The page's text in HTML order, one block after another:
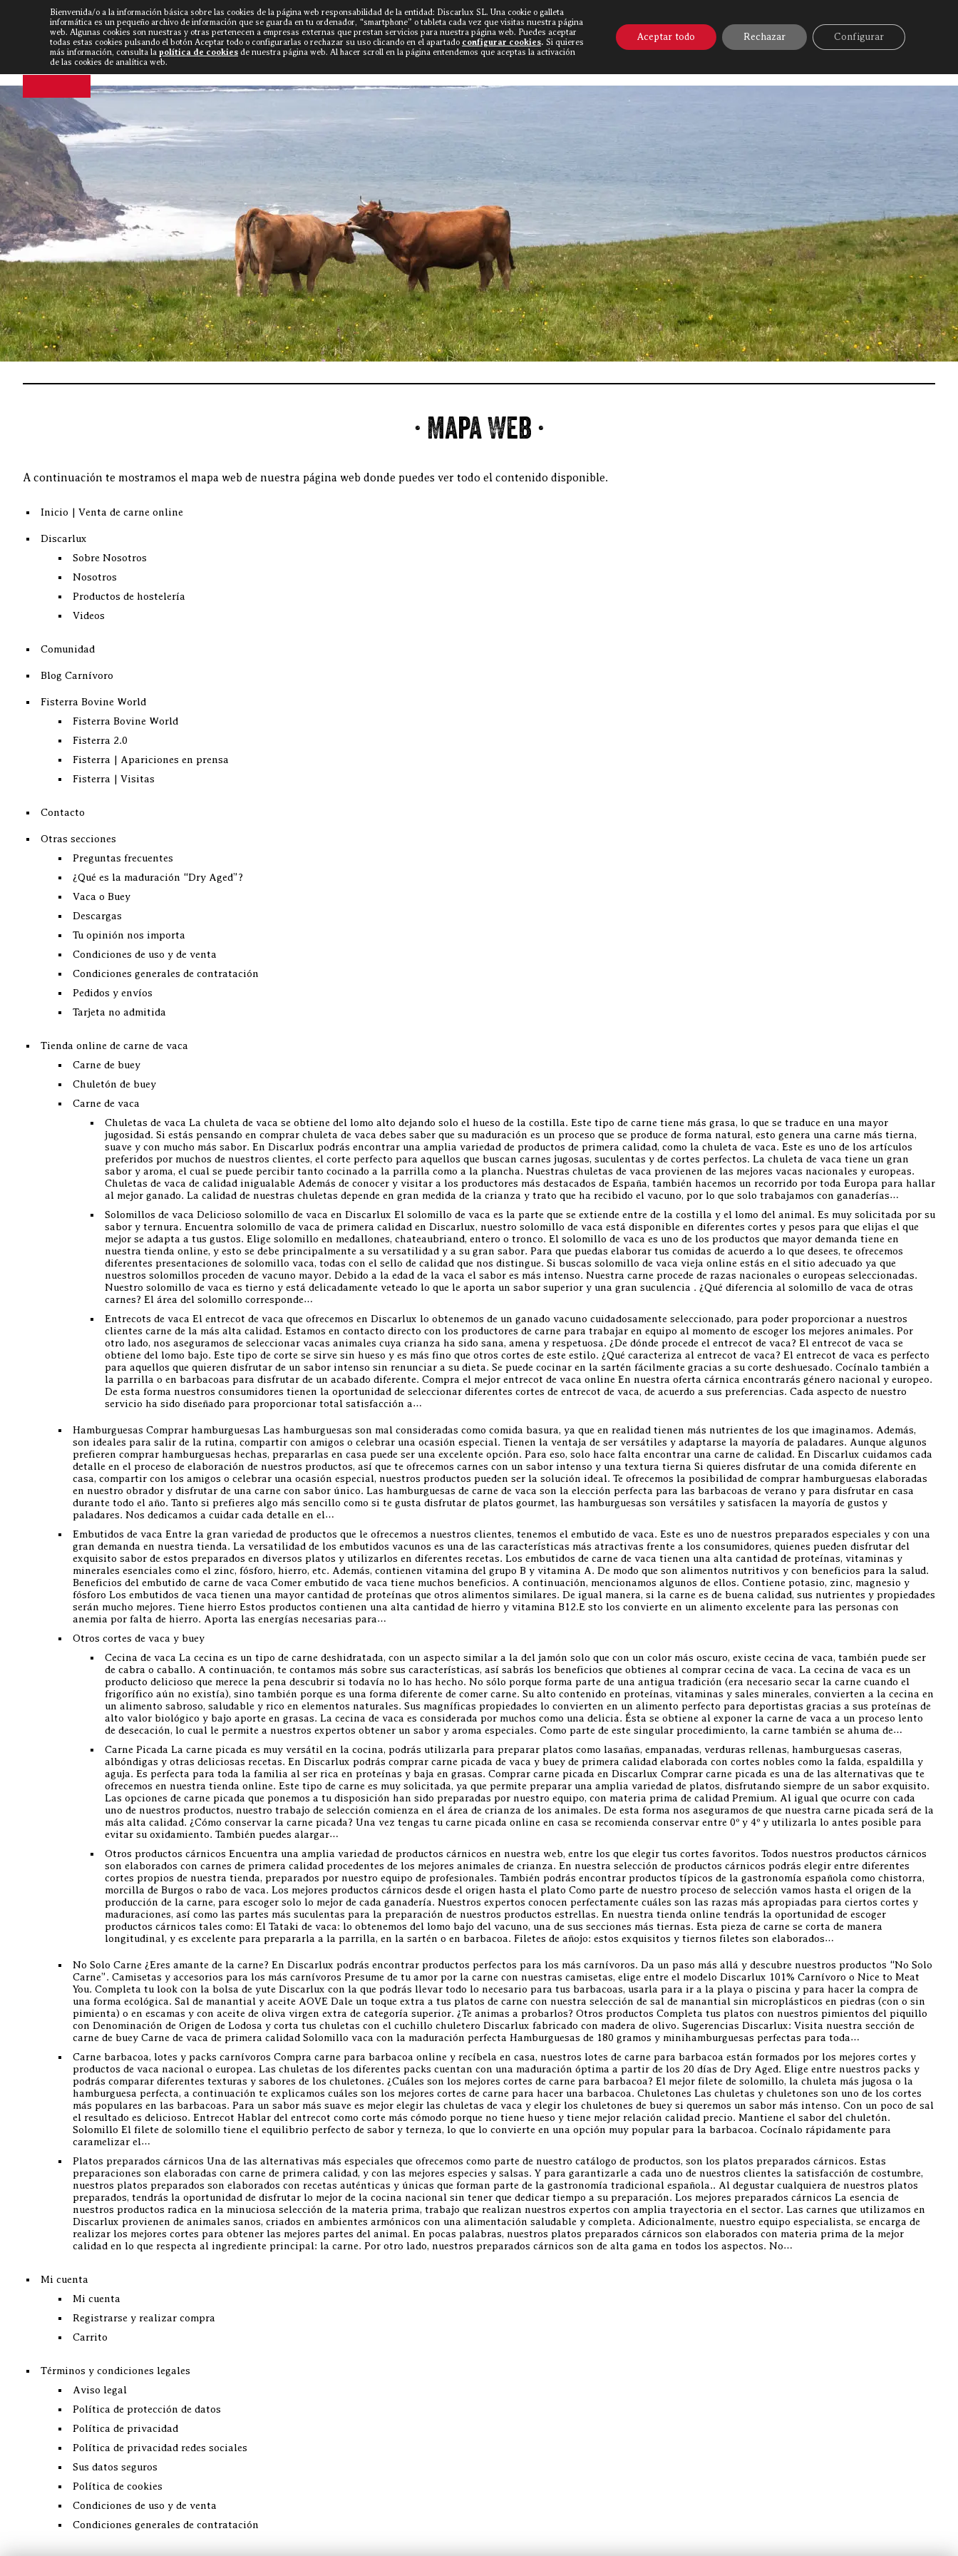
DISCARLUX▼ NOTICIAS VÍDEOS FISTERRA BOVINE WORLD▼ CONTACTO
· Mapa Web ·
A continuación te mostramos el mapa web de nuestra página web donde puedes ver todo el contenido disponible.
Inicio | Venta de carne online
Discarlux
Sobre Nosotros
Nosotros
Productos de hostelería
Videos
Comunidad
Blog Carnívoro
Fisterra Bovine World
Fisterra Bovine World
Fisterra 2.0
Fisterra | Apariciones en prensa
Fisterra | Visitas
Contacto
Otras secciones
Preguntas frecuentes
¿Qué es la maduración “Dry Aged”?
Vaca o Buey
Descargas
Tu opinión nos importa
Condiciones de uso y de venta
Condiciones generales de contratación
Pedidos y envíos
Tarjeta no admitida
Tienda online de carne de vaca
Carne de buey
Chuletón de buey
Carne de vaca
Chuletas de vaca La chuleta de vaca se obtiene del lomo alto dejando solo el hueso de la costilla. Este tipo de carne tiene más grasa, lo que se traduce en una mayor
jugosidad. Si estás pensando en comprar chuleta de vaca debes saber que su maduración es un proceso que se produce de forma natural, esto genera una carne más tierna,
suave y con mucho más sabor. En Discarlux podrás encontrar una amplia variedad de productos de primera calidad, como la chuleta de vaca. Este es uno de los artículos
preferidos por muchos de nuestros clientes, el corte perfecto para aquellos que buscan carnes jugosas, suculentas y de cortes perfectos. La chuleta de vaca tiene un gran
sabor y aroma, el cual se puede percibir tanto cocinado a la parrilla como a la plancha. Nuestras chuletas de vaca provienen de las mejores vacas nacionales y europeas.
Chuletas de vaca de calidad inigualable Además de conocer y visitar a los productores más destacados de España, también hacemos un recorrido por toda Europa para hallar
al mejor ganado. La calidad de nuestras chuletas depende en gran medida de la crianza y trato que ha recibido el vacuno, por lo que solo trabajamos con ganaderías…
Solomillos de vaca Delicioso solomillo de vaca en Discarlux El solomillo de vaca es la parte que se extiende entre de la costilla y el lomo del animal. Es muy solicitada por su
sabor y ternura. Encuentra solomillo de vaca de primera calidad en Discarlux, nuestro solomillo de vaca está disponible en diferentes cortes y pesos para que elijas el que
mejor se adapta a tus gustos. Elige solomillo en medallones, chateaubriand, entero o tronco. El solomillo de vaca es uno de los productos que mayor demanda tiene en
nuestra tienda online, y esto se debe principalmente a su versatilidad y a su gran sabor. Para que puedas elaborar tus comidas de acuerdo a lo que desees, te ofrecemos
diferentes presentaciones de solomillo vaca, todas con el sello de calidad que nos distingue. Si buscas solomillo de vaca vieja online estás en el sitio adecuado ya que
nuestros solomillos proceden de vacuno mayor. Debido a la edad de la vaca el sabor es más intenso. Nuestra carne procede de razas nacionales o europeas seleccionadas.
Nuestro solomillo de vaca es tierno y está delicadamente veteado lo que le aporta un sabor superior y una gran suculencia . ¿Qué diferencia al solomillo de vaca de otras
carnes? El área del solomillo corresponde…
Entrecots de vaca El entrecot de vaca que ofrecemos en Discarlux lo obtenemos de un ganado vacuno cuidadosamente seleccionado, para poder proporcionar a nuestros
clientes carne de la más alta calidad. Estamos en contacto directo con los productores de carne para trabajar en equipo al momento de escoger los mejores animales. Por
otro lado, nos aseguramos de seleccionar vacas animales cuya crianza ha sido sana, amena y respetuosa. ¿De dónde procede el entrecot de vaca? El entrecot de vaca se
obtiene del lomo bajo. Este tipo de corte se sirve sin hueso y es más fino que otros cortes de este estilo. ¿Qué caracteriza al entrecot de vaca? El entrecot de vaca es perfecto
para aquellos que quieren disfrutar de un sabor intenso sin renunciar a su dieta. Se puede cocinar en la sartén fácilmente gracias a su corte deshuesado. Cocínalo también a
la parrilla o en barbacoas para disfrutar de un acabado diferente. Compra el mejor entrecot de vaca online En nuestra oferta cárnica encontrarás género nacional y europeo.
De esta forma nuestros consumidores tienen la oportunidad de seleccionar diferentes cortes de entrecot de vaca, de acuerdo a sus preferencias. Cada aspecto de nuestro
servicio ha sido diseñado para proporcionar total satisfacción a…
Hamburguesas Comprar hamburguesas Las hamburguesas son mal consideradas como comida basura, ya que en realidad tienen más nutrientes de los que imaginamos. Además,
son ideales para salir de la rutina, compartir con amigos o celebrar una ocasión especial. Tienen la ventaja de ser versátiles y adaptarse la mayoría de paladares. Aunque algunos
prefieren comprar hamburguesas hechas, prepararlas en casa puede ser una excelente opción. Para eso, solo hace falta encontrar una carne de calidad. En Discarlux cuidamos cada
detalle en el proceso de elaboración de nuestros productos, así que te ofrecemos carnes con un sabor intenso y una textura tierna Si quieres disfrutar de una comida diferente en
casa, compartir con los amigos o celebrar una ocasión especial, nuestros productos pueden ser la solución ideal. Te ofrecemos la posibilidad de comprar hamburguesas elaboradas
en nuestro obrador y disfrutar de una carne con sabor único. Las hamburguesas de carne de vaca son la elección perfecta para las barbacoas de verano y para disfrutar en casa
durante todo el año. Tanto si prefieres algo más sencillo como si te gusta disfrutar de platos gourmet, las hamburguesas son versátiles y satisfacen la mayoría de gustos y
paladares. Nos dedicamos a cuidar cada detalle en el…
Embutidos de vaca Entre la gran variedad de productos que le ofrecemos a nuestros clientes, tenemos el embutido de vaca. Este es uno de nuestros preparados especiales y con una
gran demanda en nuestra tienda. La versatilidad de los embutidos vacunos es una de las características más atractivas frente a los consumidores, quienes pueden disfrutar del
exquisito sabor de estos preparados en diversos platos y utilizarlos en diferentes recetas. Los embutidos de carne de vaca tienen una alta cantidad de proteínas, vitaminas y
minerales esenciales como el zinc, fósforo, hierro, etc. Además, contienen vitamina del grupo B y vitamina A. De modo que son alimentos nutritivos y con beneficios para la salud.
Beneficios del embutido de carne de vaca Comer embutido de vaca tiene muchos beneficios. A continuación, mencionamos algunos de ellos. Contiene potasio, zinc, magnesio y
fósforo Los embutidos de vaca tienen una mayor cantidad de proteínas que otros alimentos similares. De igual manera, si la carne es de buena calidad, sus nutrientes y propiedades
serán mucho mejores. Tiene hierro Estos productos contienen una alta cantidad de hierro y vitamina B12.E sto los convierte en un alimento excelente para las personas con
anemia por falta de hierro. Aporta las energías necesarias para…
Otros cortes de vaca y buey
Cecina de vaca La cecina es un tipo de carne deshidratada, con un aspecto similar a la del jamón solo que con un color más oscuro, existe cecina de vaca, también puede ser
de cabra o caballo. A continuación, te contamos más sobre sus características, así sabrás los beneficios que obtienes al comprar cecina de vaca. La cecina de vaca es un
producto delicioso que merece la pena descubrir si todavía no lo has hecho. No sólo porque forma parte de una antigua tradición (era necesario secar la carne cuando el
frigorífico aún no existía), sino también porque es una forma diferente de comer carne. Su alto contenido en proteínas, vitaminas y sales minerales, convierten a la cecina en
un alimento sabroso, saludable y rico en elementos naturales. Sus magníficas propiedades lo convierten en un alimento perfecto para deportistas gracias a sus proteínas de
alto valor biológico y bajo aporte en grasas. La cecina de vaca es considerada por muchos como una delicia. Ésta se obtiene al exponer la carne de vaca a un proceso lento
de desecación, lo cual le permite a nuestros expertos obtener un sabor y aroma especiales. Como parte de este singular procedimiento, la carne también se ahuma de…
Carne Picada La carne picada es muy versátil en la cocina, podrás utilizarla para preparar platos como lasañas, empanadas, verduras rellenas, hamburguesas caseras,
albóndigas y otras deliciosas recetas. En Discarlux podrás comprar carne picada de vaca y buey de primera calidad elaborada con cortes nobles como la falda, espaldilla y
aguja. Es perfecta para toda la familia al ser rica en proteínas y baja en grasas. Comprar carne picada en Discarlux Comprar carne picada es una de las alternativas que te
ofrecemos en nuestra tienda online. Este tipo de carne es muy solicitada, ya que permite preparar una amplia variedad de platos, disfrutando siempre de un sabor exquisito.
Las opciones de carne picada que ponemos a tu disposición han sido preparadas por nuestro equipo, con materia prima de calidad Premium. Al igual que ocurre con cada
uno de nuestros productos, nuestro trabajo de selección comienza en el área de crianza de los animales. De esta forma nos aseguramos de que nuestra carne picada será de la
más alta calidad. ¿Cómo conservar la carne picada? Una vez tengas tu carne picada online en casa se recomienda conservar entre 0º y 4º y utilizarla lo antes posible para
evitar su oxidamiento. También puedes alargar…
Otros productos cárnicos Encuentra una amplia variedad de productos cárnicos en nuestra web, entre los que elegir tus cortes favoritos. Todos nuestros productos cárnicos
son elaborados con carnes de primera calidad procedentes de los mejores animales de crianza. En nuestra selección de productos cárnicos podrás elegir entre diferentes
cortes propios de nuestra tienda, preparados por nuestro equipo de profesionales. También podrás encontrar productos típicos de la gastronomía española como chistorra,
morcilla de Burgos o rabo de vaca. Los mejores productos cárnicos desde el origen hasta el plato Como parte de nuestro proceso de selección vamos hasta el origen de la
producción de la carne, para escoger solo lo mejor de cada ganadería. Nuestros expertos conocen perfectamente cuáles son las razas más apropiadas para ciertos cortes y
maduraciones, así como las partes más suculentas para la preparación de nuestros productos estrellas. En nuestra tienda online tendrás la oportunidad de escoger
productos cárnicos tales como: El Tataki de vaca: lo obtenemos del lomo bajo del vacuno, una de sus secciones más tiernas. Esta pieza de carne se corta de manera
longitudinal, y es excelente para prepararla a la parrilla, en la sartén o en barbacoa. Filetes de añojo: estos exquisitos y tiernos filetes son elaborados…
No Solo Carne ¿Eres amante de la carne? En Discarlux podrás encontrar productos perfectos para los más carnívoros. Da un paso más allá y descubre nuestros productos “No Solo
Carne”. Camisetas y accesorios para los más carnívoros Presume de tu amor por la carne con nuestras camisetas, elige entre el modelo Discarlux 101% Carnívoro o Nice to Meat
You. Completa tu look con la bolsa de yute Discarlux con la que podrás llevar todo lo necesario para tus barbacoas, usarla para ir a la playa o piscina y para hacer la compra de
una forma ecológica. Sal de manantial y aceite AOVE Dale un toque extra a tus platos de carne con nuestra selección de sal de manantial sin microplásticos en piedras (con o sin
pimienta) o en escamas y con aceite de oliva virgen extra de categoría superior. ¿Te animas a probarlos? Otros productos Completa tus platos con nuestros pimientos del piquillo
con Denominación de Origen de Lodosa y corta tus chuletas con el cuchillo chuletero Discarlux fabricado con madera de olivo. Sugerencias Discarlux: Visita nuestra sección de
carne de buey Carne de vaca de primera calidad Solomillo vaca con la maduración perfecta Hamburguesas de 180 gramos y minihamburguesas perfectas para toda…
Carne barbacoa, lotes y packs carnívoros Compra carne para barbacoa online y recíbela en casa, nuestros lotes de carne para barbacoa están formados por los mejores cortes y
productos de vaca nacional o europea. Las chuletas de los diferentes packs cuentan con una maduración óptima a partir de los 20 días de Dry Aged. Elige entre nuestros packs y
podrás comparar diferentes texturas y sabores de los chuletones. ¿Cuáles son los mejores cortes de carne para barbacoa? El mejor filete de solomillo, la chuleta más jugosa o la
hamburguesa perfecta, a continuación te explicamos cuáles son los mejores cortes de carne para hacer una barbacoa. Chuletones Las chuletas y chuletones son uno de los cortes
más populares en las barbacoas. Para un sabor más suave es mejor elegir las chuletas de vaca y elegir los chuletones de buey si queremos un sabor más intenso. Con un poco de sal
el resultado es delicioso. Entrecot Hablar del entrecot como corte más cómodo porque no tiene hueso y tiene mejor relación calidad precio. Mantiene el sabor del chuletón.
Solomillo El filete de solomillo tiene el equilibrio perfecto de sabor y terneza, lo que lo convierte en una opción muy popular para la barbacoa. Cocínalo rápidamente para
caramelizar el…
Platos preparados cárnicos Una de las alternativas más especiales que ofrecemos como parte de nuestro catálogo de productos, son los platos preparados cárnicos. Estas
preparaciones son elaboradas con carne de primera calidad, y con las mejores especies y salsas. Y para garantizarle a cada uno de nuestros clientes la satisfacción de costumbre,
nuestros platos preparados son elaborados con recetas auténticas y únicas que forman parte de la gastronomía tradicional española.. Al degustar cualquiera de nuestros platos
preparados, tendrás la oportunidad de disfrutar lo mejor de la cocina nacional sin tener que dedicar tiempo a su preparación. Los mejores preparados cárnicos La esencia de
nuestros productos radica en la minuciosa selección de la materia prima, trabajo que realizan nuestros expertos con amplia trayectoria en el sector. Las carnes que utilizamos en
Discarlux provienen de animales sanos, criados en ambientes armónicos con una alimentación saludable y completa. Adicionalmente, nuestro equipo especialista, se encarga de
realizar los mejores cortes para obtener las mejores partes del animal. En pocas palabras, nuestros platos preparados cárnicos son elaborados con materia prima de la mejor
calidad en lo que respecta al ingrediente principal: la carne. Por otro lado, nuestros preparados cárnicos son de alta gama en todos los aspectos. No…
Mi cuenta
Mi cuenta
Registrarse y realizar compra
Carrito
Términos y condiciones legales
Aviso legal
Política de protección de datos
Política de privacidad
Política de privacidad redes sociales
Sus datos seguros
Política de cookies
Condiciones de uso y de venta
Condiciones generales de contratación
Bienvenida/o a la información básica sobre las cookies de la página web responsabilidad de la entidad: Discarlux SL. Una cookie o galleta
informática es un pequeño archivo de información que se guarda en tu ordenador, “smartphone” o tableta cada vez que visitas nuestra página
web. Algunas cookies son nuestras y otras pertenecen a empresas externas que prestan servicios para nuestra página web. Puedes aceptar
todas estas cookies pulsando el botón Aceptar todo o configurarlas o rechazar su uso clicando en el apartado configurar cookies. Si quieres
más información, consulta la política de cookies de nuestra página web. Al hacer scroll en la página entendemos que aceptas la activación
de las cookies de analítica web.
Aceptar todo Rechazar Configurar